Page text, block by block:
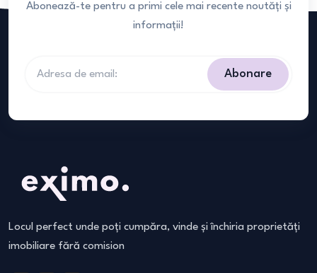
Abonează-te pentru a primi cele mai recente noutăți și
informații!
Abonare
Locul perfect unde poți cumpăra, vinde și închiria proprietăți
imobiliare fără comision